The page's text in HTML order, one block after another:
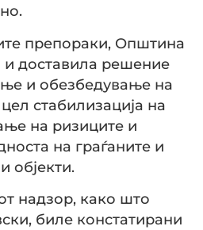
препораки, Општина
и доставила решение
и обезбедување на
стабилизација на
на ризиците и
на граѓаните и
објекти.
надзор, како што
биле констатирани